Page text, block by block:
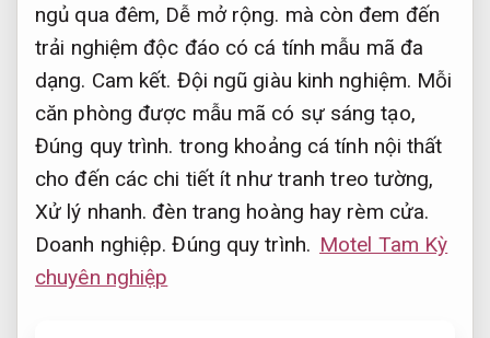
ngủ qua đêm, Dễ mở rộng. mà còn đem đến
trải nghiệm độc đáo có cá tính mẫu mã đa
dạng. Cam kết. Đội ngũ giàu kinh nghiệm. Mỗi
căn phòng được mẫu mã có sự sáng tạo,
Đúng quy trình. trong khoảng cá tính nội thất
cho đến các chi tiết ít như tranh treo tường,
Xử lý nhanh. đèn trang hoàng hay rèm cửa.
Doanh nghiệp. Đúng quy trình. Motel Tam Kỳ
chuyên nghiệp